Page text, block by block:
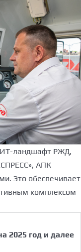
ИТ-ландшафт РЖД,
АПК
Это обеспечивает
комплексом
2025 год и далее